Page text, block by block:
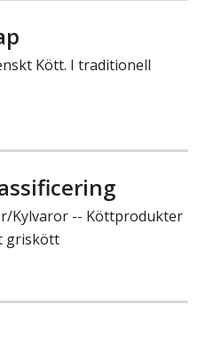
Kött. I traditionell
Kylvaror -- Köttprodukter
griskött